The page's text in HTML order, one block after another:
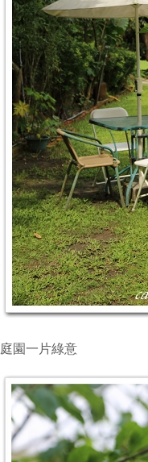
庭園一片綠意